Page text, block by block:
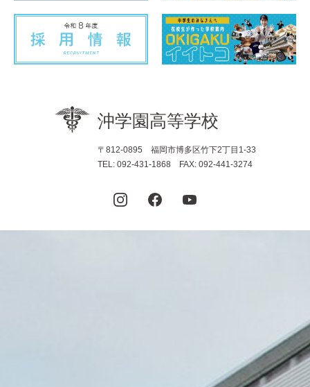
〒812-0895 福岡市博多区竹下2丁目1-33
TEL: 092-431-1868 FAX: 092-441-3274